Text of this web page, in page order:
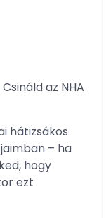
az NHA
hátizsákos
– ha
hogy
ezt